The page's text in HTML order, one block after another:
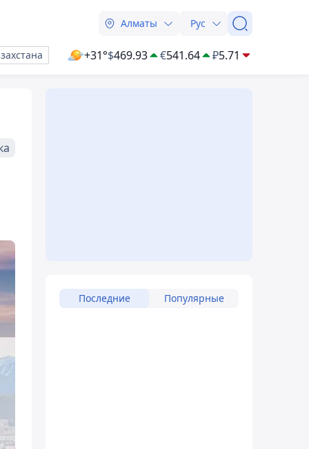
Алматы Рус
+31°$469.93 €541.64 ₽5.71
Последние Популярные